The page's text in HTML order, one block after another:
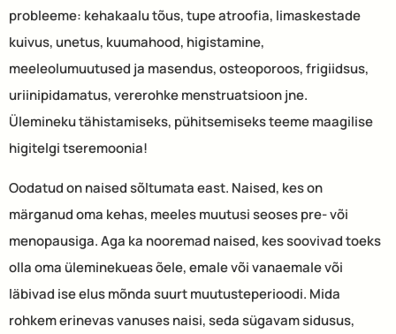
probleeme: kehakaalu tõus, tupe atroofia, limaskestade
kuivus, unetus, kuumahood, higistamine,
meeleolumuutused ja masendus, osteoporoos, frigiidsus,
uriinipidamatus, vererohke menstruatsioon jne.
Ülemineku tähistamiseks, pühitsemiseks teeme maagilise
higitelgi tseremoonia!
Oodatud on naised sõltumata east. Naised, kes on
märganud oma kehas, meeles muutusi seoses pre- või
menopausiga. Aga ka nooremad naised, kes soovivad toeks
olla oma üleminekueas õele, emale või vanaemale või
läbivad ise elus mõnda suurt muutusteperioodi. Mida
rohkem erinevas vanuses naisi, seda sügavam sidusus,